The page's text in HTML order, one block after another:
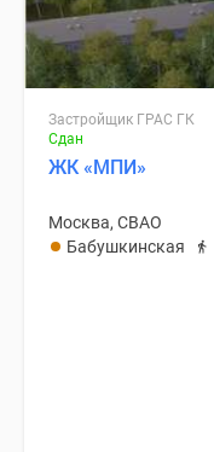
Застройщик ГРАС ГК
Сдан
ЖК «МПИ»
Москва, СВАО
Бабушкинская